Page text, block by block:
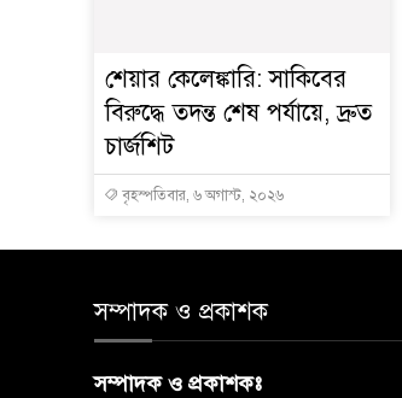
শেয়ার কেলেঙ্কারি: সাকিবের
বিরুদ্ধে তদন্ত শেষ পর্যায়ে, দ্রুত
চার্জশিট
বৃহস্পতিবার, ৬ অগাস্ট, ২০২৬
সম্পাদক ও প্রকাশক
সম্পাদক ও প্রকাশকঃ